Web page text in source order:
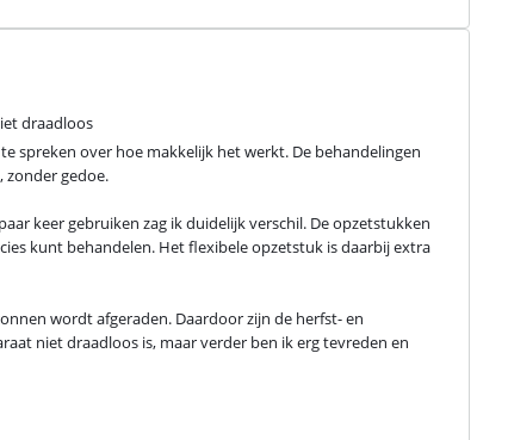
draadloos
spreken over hoe makkelijk het werkt. De behandelingen
zonder gedoe.
keer gebruiken zag ik duidelijk verschil. De opzetstukken
kunt behandelen. Het flexibele opzetstuk is daarbij extra
wordt afgeraden. Daardoor zijn de herfst- en
niet draadloos is, maar verder ben ik erg tevreden en